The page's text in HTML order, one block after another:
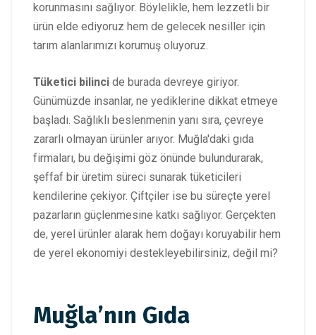
korunmasını sağlıyor. Böylelikle, hem lezzetli bir
ürün elde ediyoruz hem de gelecek nesiller için
tarım alanlarımızı korumuş oluyoruz.
Tüketici bilinci de burada devreye giriyor.
Günümüzde insanlar, ne yediklerine dikkat etmeye
başladı. Sağlıklı beslenmenin yanı sıra, çevreye
zararlı olmayan ürünler arıyor. Muğla'daki gıda
firmaları, bu değişimi göz önünde bulundurarak,
şeffaf bir üretim süreci sunarak tüketicileri
kendilerine çekiyor. Çiftçiler ise bu süreçte yerel
pazarların güçlenmesine katkı sağlıyor. Gerçekten
de, yerel ürünler alarak hem doğayı koruyabilir hem
de yerel ekonomiyi destekleyebilirsiniz, değil mi?
Muğla’nın Gıda